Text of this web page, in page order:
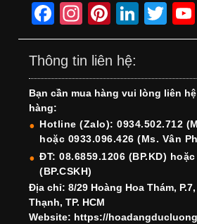
F
a
c
e
b
o
o
k
In
st
a
gr
a
m
Pi
nt
er
e
st
Li
n
e
dI
n
T
wi
er
Thông tin liên hệ:
Bạn cần mua hàng vui lòng liên
hàng:
Hotline (Zalo): 0934.502.712
hoặc 0933.096.426 (Ms. Vân
ĐT: 08.6859.1206 (BP.KD)
(BP.CSKH)
Địa chỉ: 8/29 Hoàng Hoa Thám,
Thạnh, TP. HCM
Website: https://